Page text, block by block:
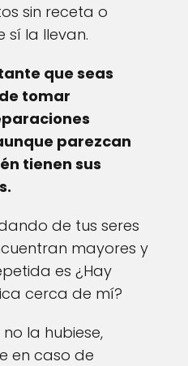
sin receta o
sí la llevan.
que seas
tomar
parezcan
tienen sus
de tus seres
mayores y
es ¿Hay
cerca de mí?
no la hubiese,
en caso de